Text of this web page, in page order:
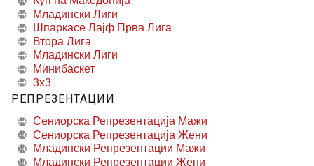
Младински Лиги
Шпаркасе Лајф Прва Лига
Втора Лига
Младински Лиги
Минибаскет
3x3
РЕПРЕЗЕНТАЦИИ
Сениорска Репрезентација Мажи
Сениорска Репрезентација Жени
Младински Репрезентации Мажи
Младински Репрезентации Жени